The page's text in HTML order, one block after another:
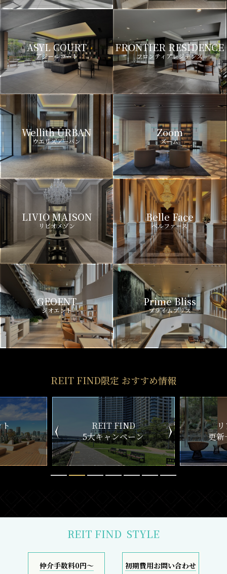
ASYL COURT
アジールコート
FRONTIER RESIDENCE
フロンティアレジデンス
Wellith URBAN
ウエリスアーバン
Zoom
ズーム
LIVIO MAISON
リビオメゾン
Belle Face
ベルファース
GEOENT
ジオエント
Prime Bliss
プライムブリス
REIT FIND限定 おすすめ情報
ン
リアルタイム
更新一覧チェック
新
REIT FIND STYLE
仲介手数料0円～ 初期費用お問い合わせ